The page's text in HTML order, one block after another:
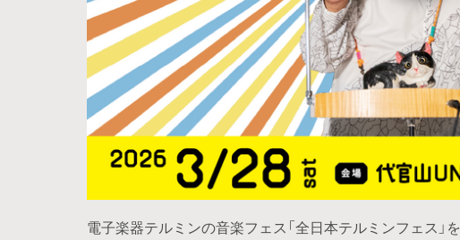
電子楽器テルミンの音楽フェス「全日本テルミンフェス」